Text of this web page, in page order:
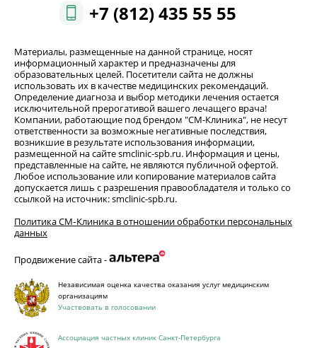
+7 (812) 435 55 55
Материалы, размещенные на данной странице, носят
информационный характер и предназначены для
образовательных целей. Посетители сайта не должны
использовать их в качестве медицинских рекомендаций.
Определение диагноза и выбор методики лечения остается
исключительной прерогативой вашего лечащего врача!
Компании, работающие под брендом "СМ-Клиника", не несут
ответственности за возможные негативные последствия,
возникшие в результате использования информации,
размещенной на сайте smclinic-spb.ru. Информация и цены,
представленные на сайте, не являются публичной офертой.
Любое использование или копирование материалов сайта
допускается лишь с разрешения правообладателя и только со
ссылкой на источник: smclinic-spb.ru.
Политика СМ‑Клиника в отношении обработки персональных
данных
Продвижение сайта -
Независимая оценка качества оказания услуг медицинским
организациям
Участвовать в голосовании
Ассоциация частных клиник Санкт-Петербурга